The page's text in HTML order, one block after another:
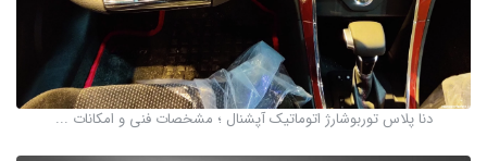
دنا پلاس توربوشارژ اتوماتیک آپشنال ؛ مشخصات فنی و امکانات ...